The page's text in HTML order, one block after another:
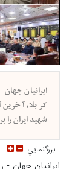
ایرانیان
کربلا،
شهید ایران را
بزرگنمايي: